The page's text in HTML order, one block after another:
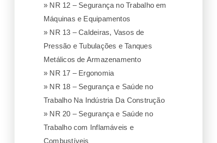
» NR 12 – Segurança no Trabalho em
Máquinas e Equipamentos
» NR 13 – Caldeiras, Vasos de
Pressão e Tubulações e Tanques
Metálicos de Armazenamento
» NR 17 – Ergonomia
» NR 18 – Segurança e Saúde no
Trabalho Na Indústria Da Construção
» NR 20 – Segurança e Saúde no
Trabalho com Inflamáveis e
Combustíveis